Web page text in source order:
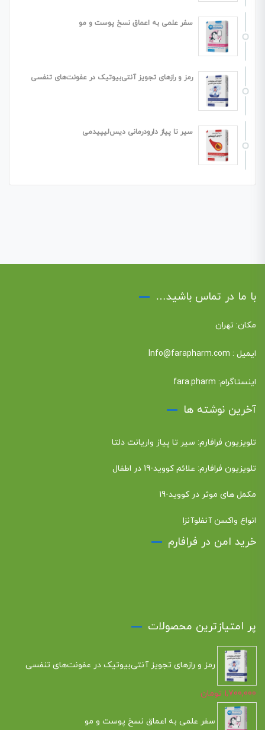
سفر علمی به اعماق نسخ پوست و مو
رمز و رازهای تجویز آنتی‌بیوتیک در عفونت‌های تنفسی
سیر تا پیاز دارودرمانی دیس‌لیپیدمی
با ما در تماس باشید…
مکان: تهران
ایمیل : Info@farapharm.com
اینستاگرام: fara.pharm
آخرین نوشته ها
تلویزیون فرافارم: سیر تا پیاز واریانت دلتا
تلویزیون فرافارم: علائم کووید-19 در اطفال
مکمل های موثر در کووید-19
انواع واکسن آنفلوآنزا
خرید امن در فرافارم
پر امتیازترین محصولات
رمز و رازهای تجویز آنتی‌بیوتیک در عفونت‌های تنفسی
1,700,000 تومان
سفر علمی به اعماق نسخ پوست و مو